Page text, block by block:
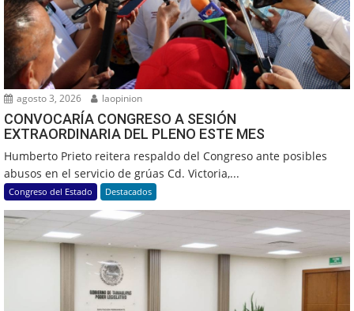
agosto 3, 2026 laopinion
CONVOCARÍA CONGRESO A SESIÓN
EXTRAORDINARIA DEL PLENO ESTE MES
Humberto Prieto reitera respaldo del Congreso ante posibles
abusos en el servicio de grúas Cd. Victoria,...
Congreso del Estado Destacados